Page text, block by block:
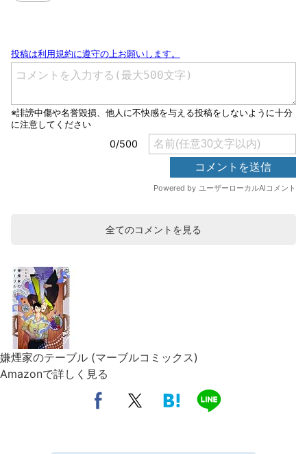
全てのコメントを見る
嫌煙家のテーブル (マーブルコミックス)
Amazonで詳しく見る